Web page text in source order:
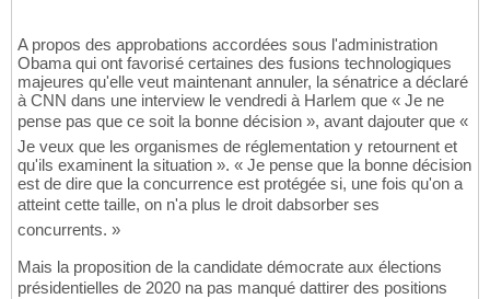
A propos des approbations accordées sous l'administration
Obama qui ont favorisé certaines des fusions technologiques
majeures qu'elle veut maintenant annuler, la sénatrice a déclaré
à CNN dans une interview le vendredi à Harlem que « Je ne
pense pas que ce soit la bonne décision », avant dajouter que «
Je veux que les organismes de réglementation y retournent et
qu'ils examinent la situation ». « Je pense que la bonne décision
est de dire que la concurrence est protégée si, une fois qu'on a
atteint cette taille, on n'a plus le droit dabsorber ses
concurrents. »
Mais la proposition de la candidate démocrate aux élections
présidentielles de 2020 na pas manqué dattirer des positions